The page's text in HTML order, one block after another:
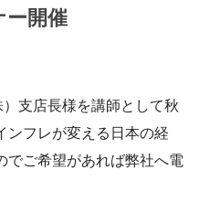
ー開催
支店長様を講師として秋
ンフレが変える日本の経
でご希望があれば弊社へ電